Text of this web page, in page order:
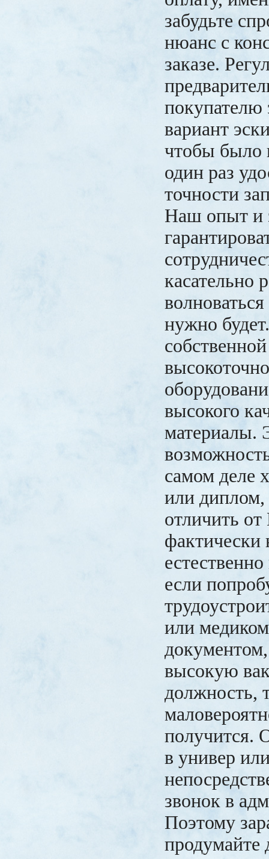
забудьте
нюанс с
заказе.
покупателю
вариант
чтобы было
один раз
точности
Наш опыт и
касательно
нужно
высокого
материалы.
самом деле
или
отличить
фактически
если
или
высокую
должность,
получится.
в универ
звонок в
Поэтому
продумайте